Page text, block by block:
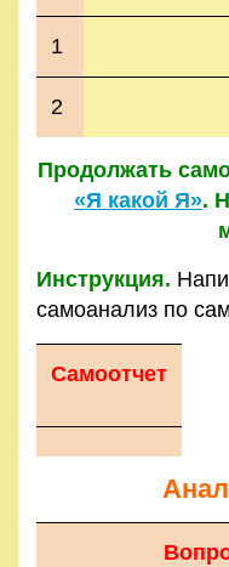
1
2
Продолжать
«Я какой Я».
Инструкция.
самоанализ по
Самоотчет